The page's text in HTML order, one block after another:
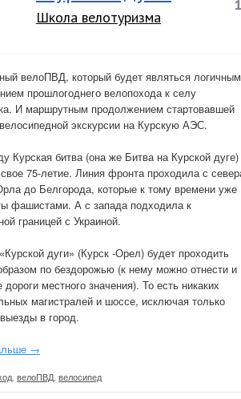
Школа велотуризма
1
велоПВД, который будет являться логичным
прошлогоднего велопохода к селу
И маршрутным продолжением стартовавшей
экскурсии на Курскую АЭС.
Курская битва (она же Битва на Курской дуге)
75-летие. Линия фронта проходила с
до Белгорода, которые к тому времени уже
фашистами. А с запада подходила к
границей с Украиной.
дуги» (Курск -Орел) будет проходить
по бездорожью (к нему можно отнести и
дороги местного значения). То есть никаких
магистралей и шоссе, исключая только
в город.
→
велоПВД велосипед